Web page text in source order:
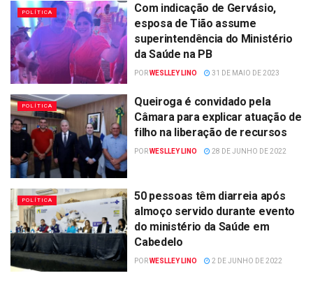
POLÍTICA
Com indicação de Gervásio,
esposa de Tião assume
superintendência do Ministério
da Saúde na PB
PORWESLLEY LINO 31 DE MAIO DE 2023
POLÍTICA
Queiroga é convidado pela
Câmara para explicar atuação de
filho na liberação de recursos
PORWESLLEY LINO 28 DE JUNHO DE 2022
POLÍTICA
50 pessoas têm diarreia após
almoço servido durante evento
do ministério da Saúde em
Cabedelo
PORWESLLEY LINO 2 DE JUNHO DE 2022